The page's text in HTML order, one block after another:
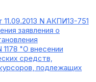
N АКПИ13-751
заявления о
1178 "О внесении
средств,
подлежащих